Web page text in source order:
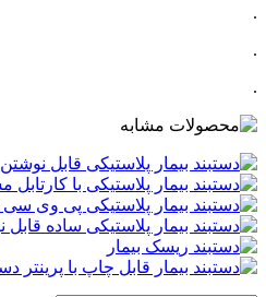
.
.
.